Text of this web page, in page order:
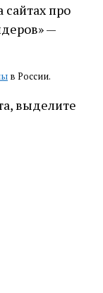
про
—
в России.
выделите